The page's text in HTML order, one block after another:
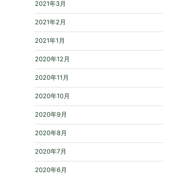
2021年3月
2021年2月
2021年1月
2020年12月
2020年11月
2020年10月
2020年9月
2020年8月
2020年7月
2020年6月